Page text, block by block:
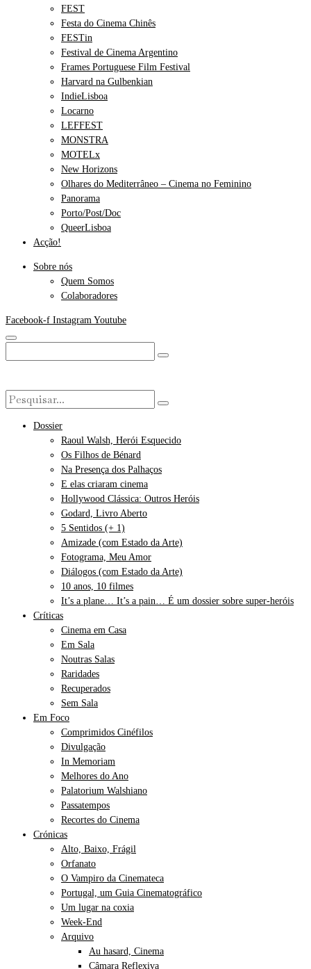
FEST
Festa do Cinema Chinês
FESTin
Festival de Cinema Argentino
Frames Portuguese Film Festival
Harvard na Gulbenkian
IndieLisboa
Locarno
LEFFEST
MONSTRA
MOTELx
New Horizons
Olhares do Mediterrâneo – Cinema no Feminino
Panorama
Porto/Post/Doc
QueerLisboa
Acção!
Sobre nós
Quem Somos
Colaboradores
Facebook-f Instagram Youtube
Dossier
Raoul Walsh, Herói Esquecido
Os Filhos de Bénard
Na Presença dos Palhaços
E elas criaram cinema
Hollywood Clássica: Outros Heróis
Godard, Livro Aberto
5 Sentidos (+ 1)
Amizade (com Estado da Arte)
Fotograma, Meu Amor
Diálogos (com Estado da Arte)
10 anos, 10 filmes
It’s a plane… It’s a pain… É um dossier sobre super-heróis
Críticas
Cinema em Casa
Em Sala
Noutras Salas
Raridades
Recuperados
Sem Sala
Em Foco
Comprimidos Cinéfilos
Divulgação
In Memoriam
Melhores do Ano
Palatorium Walshiano
Passatempos
Recortes do Cinema
Crónicas
Alto, Baixo, Frágil
Orfanato
O Vampiro da Cinemateca
Portugal, um Guia Cinematográfico
Um lugar na coxia
Week-End
Arquivo
Au hasard, Cinema
Câmara Reflexiva